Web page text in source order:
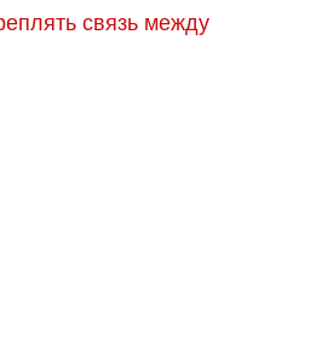
связь между